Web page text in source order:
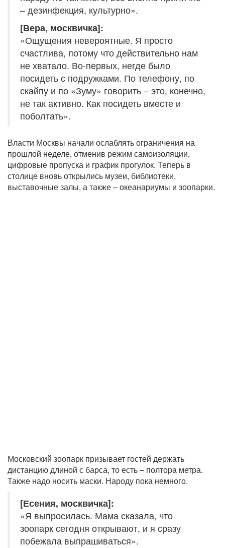
– дезинфекция, культурно».
[Вера, москвичка]:
«Ощущения невероятные. Я просто
счастлива, потому что действительно нам
не хватало. Во-первых, негде было
посидеть с подружками. По телефону, по
скайпу и по «Зуму» говорить – это, конечно,
не так активно. Как посидеть вместе и
поболтать».
Власти Москвы начали ослаблять ограничения на
прошлой неделе, отменив режим самоизоляции,
цифровые пропуска и график прогулок. Теперь в
столице вновь открылись музеи, библиотеки,
выставочные залы, а также – океанариумы и зоопарки.
Московский зоопарк призывает гостей держать
дистанцию длиной с барса, то есть – полтора метра.
Также надо носить маски. Народу пока немного.
[Есения, москвичка]:
«Я выпросилась. Мама сказала, что
зоопарк сегодня открывают, и я сразу
побежала выпрашиваться».